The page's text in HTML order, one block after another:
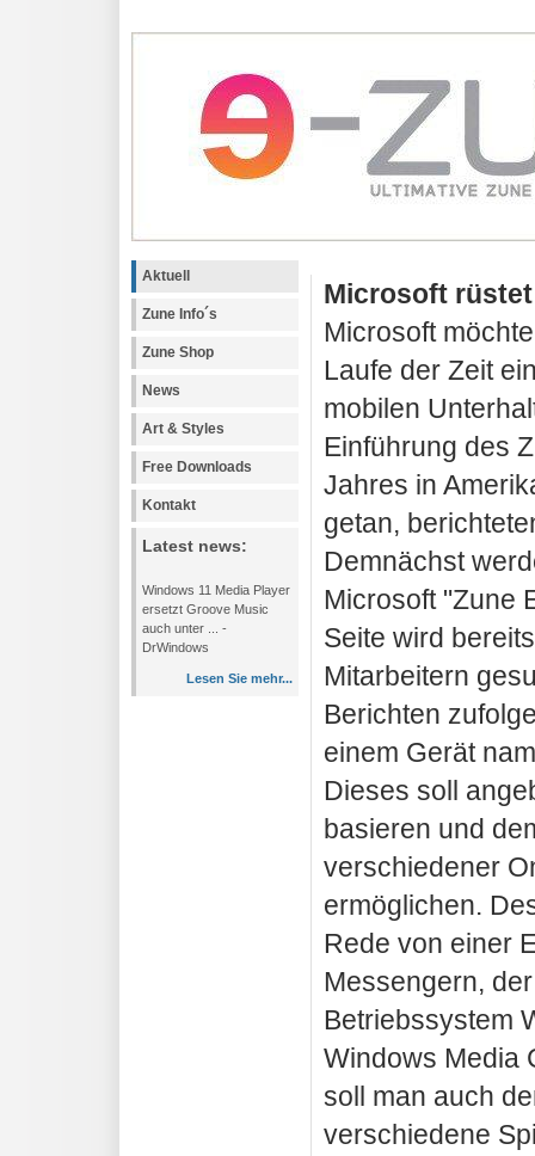
Aktuell
Zune Info´s
Zune Shop
News
Art & Styles
Free Downloads
Kontakt
Latest news:
Windows 11 Media Player
ersetzt Groove Music
auch unter ... -
DrWindows
Lesen Sie mehr...
Microsoft
Microsoft
Laufe der Zeit
mobilen
Einführung des
Jahres in
getan,
Demnächst
Microsoft "Zune
Seite wird
Mitarbeitern
Berichten
einem Gerät
Dieses soll
basieren und
verschiedener
ermöglichen.
Rede von einer
Messengern,
Betriebssystem
Windows Media
soll man auch
verschiedene